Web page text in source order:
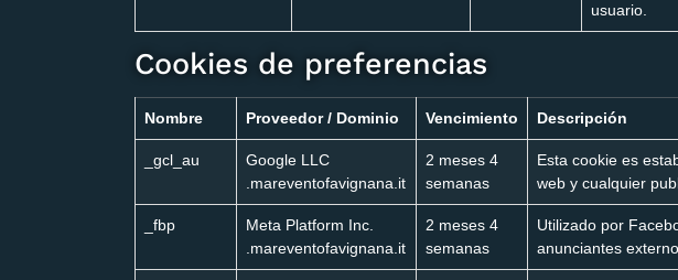
usuario.
Cookies de preferencias
Nombre Proveedor / Dominio Vencimiento Descripción
_gcl_au
Google LLC
.mareventofavignana.it
2 meses 4
semanas
Esta cookie es
web y cualquier
_fbp
Meta Platform Inc.
.mareventofavignana.it
2 meses 4
semanas
Utilizado por
anunciantes